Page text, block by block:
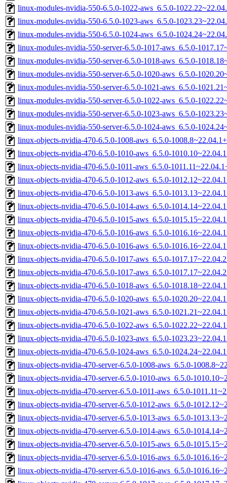
linux-modules-nvidia-550-6.5.0-1022-aws_6.5.0-
linux-modules-nvidia-550-6.5.0-1023-aws_6.5.0-
linux-modules-nvidia-550-6.5.0-1024-aws_6.5.0-
linux-modules-nvidia-550-server-6.5.0-1017-aws_6.5.0-
linux-modules-nvidia-550-server-6.5.0-1018-aws_6.5.0-
linux-modules-nvidia-550-server-6.5.0-1020-aws_6.5.0-
linux-modules-nvidia-550-server-6.5.0-1021-aws_6.5.0-
linux-modules-nvidia-550-server-6.5.0-1022-aws_6.5.0-
linux-modules-nvidia-550-server-6.5.0-1023-aws_6.5.0-
linux-modules-nvidia-550-server-6.5.0-1024-aws_6.5.0-
linux-objects-nvidia-470-6.5.0-1008-aws_6.5.0-
linux-objects-nvidia-470-6.5.0-1010-aws_6.5.0-
linux-objects-nvidia-470-6.5.0-1011-aws_6.5.0-
linux-objects-nvidia-470-6.5.0-1012-aws_6.5.0-
linux-objects-nvidia-470-6.5.0-1013-aws_6.5.0-
linux-objects-nvidia-470-6.5.0-1014-aws_6.5.0-
linux-objects-nvidia-470-6.5.0-1015-aws_6.5.0-
linux-objects-nvidia-470-6.5.0-1016-aws_6.5.0-
linux-objects-nvidia-470-6.5.0-1016-aws_6.5.0-
linux-objects-nvidia-470-6.5.0-1017-aws_6.5.0-
linux-objects-nvidia-470-6.5.0-1017-aws_6.5.0-
linux-objects-nvidia-470-6.5.0-1018-aws_6.5.0-
linux-objects-nvidia-470-6.5.0-1020-aws_6.5.0-
linux-objects-nvidia-470-6.5.0-1021-aws_6.5.0-
linux-objects-nvidia-470-6.5.0-1022-aws_6.5.0-
linux-objects-nvidia-470-6.5.0-1023-aws_6.5.0-
linux-objects-nvidia-470-6.5.0-1024-aws_6.5.0-
linux-objects-nvidia-470-server-6.5.0-1008-aws_6.5.0-
linux-objects-nvidia-470-server-6.5.0-1010-aws_6.5.0-
linux-objects-nvidia-470-server-6.5.0-1011-aws_6.5.0-
linux-objects-nvidia-470-server-6.5.0-1012-aws_6.5.0-
linux-objects-nvidia-470-server-6.5.0-1013-aws_6.5.0-
linux-objects-nvidia-470-server-6.5.0-1014-aws_6.5.0-
linux-objects-nvidia-470-server-6.5.0-1015-aws_6.5.0-
linux-objects-nvidia-470-server-6.5.0-1016-aws_6.5.0-
linux-objects-nvidia-470-server-6.5.0-1016-aws_6.5.0-